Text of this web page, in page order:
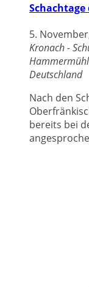
Schachtage
5.
Kronach -
Deutschland
Nach den
bereits bei